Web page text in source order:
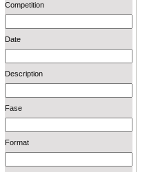
Competition
Date
Description
Fase
Format